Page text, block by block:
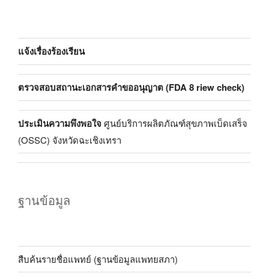
แจ้งเรื่องร้องเรียน
ตรวจสอบสถานะเอกสารคำขออนุญาต (FDA 8 riew check)
ประเมินความพึงพอใจศูนย์บริการผลิตภัณฑ์สุขภาพเบ็ดเสร็จ
(OSSC) จังหวัดฉะเชิงเทรา
ฐานข้อมูล
สืบค้นรายชื่อแพทย์ (ฐานข้อมูลแพทยสภา)